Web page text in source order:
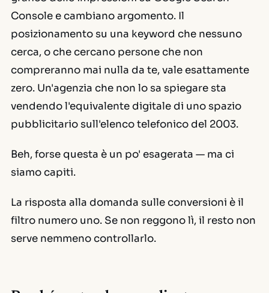
Console e cambiano argomento. Il
posizionamento su una keyword che nessuno
cerca, o che cercano persone che non
compreranno mai nulla da te, vale esattamente
zero. Un'agenzia che non lo sa spiegare sta
vendendo l'equivalente digitale di uno spazio
pubblicitario sull'elenco telefonico del 2003.
Beh, forse questa è un po' esagerata — ma ci
siamo capiti.
La risposta alla domanda sulle conversioni è il
filtro numero uno. Se non reggono lì, il resto non
serve nemmeno controllarlo.